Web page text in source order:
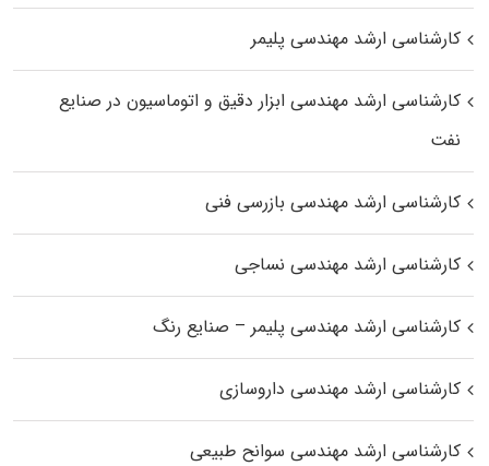
کارشناسی ارشد مهندسی پلیمر
کارشناسی ارشد مهندسی ابزار دقیق و اتوماسیون در صنایع
نفت
کارشناسی ارشد مهندسی بازرسی فنی
کارشناسی ارشد مهندسی نساجی
کارشناسی ارشد مهندسی پلیمر – صنایع رنگ
کارشناسی ارشد مهندسی داروسازی
کارشناسی ارشد مهندسی سوانح طبیعی